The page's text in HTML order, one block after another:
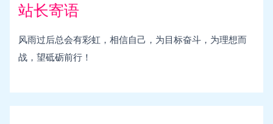
站长寄语
风雨过后总会有彩虹，相信自己，为目标奋斗，为理想而
战，望砥砺前行！